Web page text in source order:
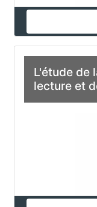
L'étude de
lecture et